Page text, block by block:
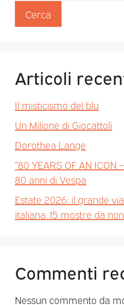
Cerca
Articoli
Il misticismo del blu
Un Milione di Giocattoli
Dorothea Lange
“80 YEARS OF AN ICON
80 anni di Vespa
Estate 2026: il grande
italiana. 15 mostre da
Commenti
Nessun commento da